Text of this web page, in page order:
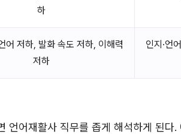
하
어 저하, 발화 속도 저하, 이해력
저하
인지·언
언어재활사 직무를 좁게 해석하게 된다